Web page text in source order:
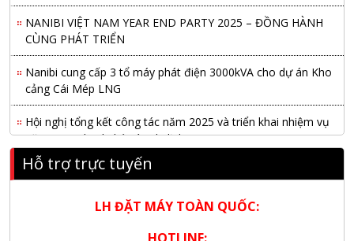
NANIBI VIỆT NAM YEAR END PARTY 2025 – ĐỒNG HÀNH
CÙNG PHÁT TRIỂN
Nanibi cung cấp 3 tổ máy phát điện 3000kVA cho dự án Kho
cảng Cái Mép LNG
Hội nghị tổng kết công tác năm 2025 và triển khai nhiệm vụ
năm 2026 do chi hội tàu du lịch Hạ Long
NANIBI khai trương văn phòng Ninh Bình & kỷ niệm 15 năm
phát triển bền vững
Tập đoàn Công nghiệp nặng Sơn Đông tổ chức Hội nghị đối
Hỗ trợ trực tuyến
LH ĐẶT MÁY TOÀN QUỐC: